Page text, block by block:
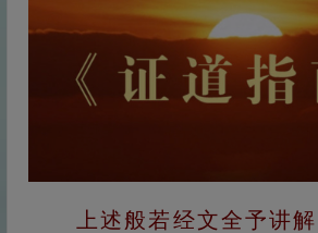
上述般若经文全予讲解